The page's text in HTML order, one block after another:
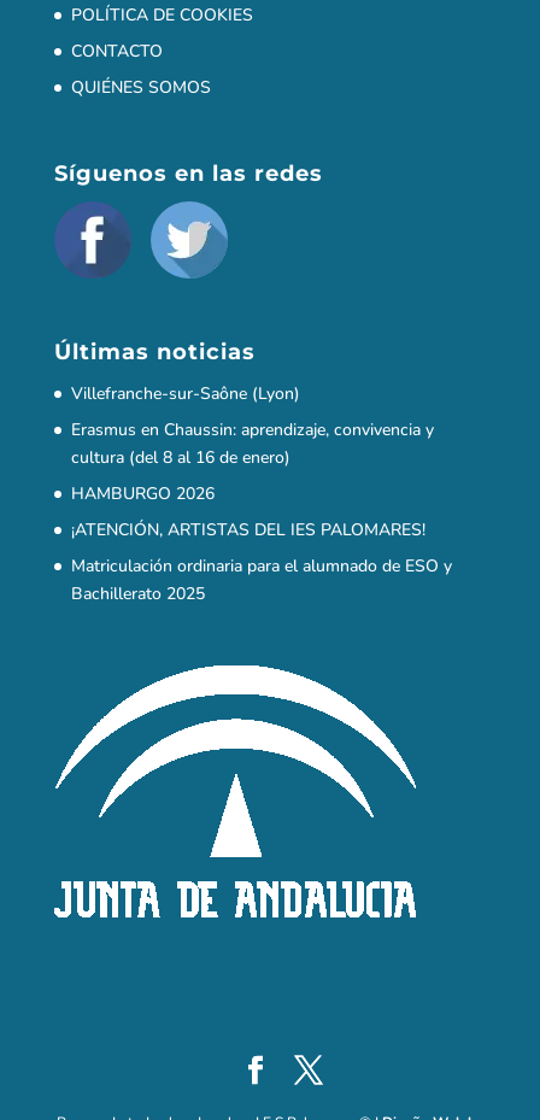
POLÍTICA DE COOKIES
CONTACTO
QUIÉNES SOMOS
Síguenos en las redes
Últimas noticias
Villefranche-sur-Saône (Lyon)
Erasmus en Chaussin: aprendizaje, convivencia y
cultura (del 8 al 16 de enero)
HAMBURGO 2026
¡ATENCIÓN, ARTISTAS DEL IES PALOMARES!
Matriculación ordinaria para el alumnado de ESO y
Bachillerato 2025